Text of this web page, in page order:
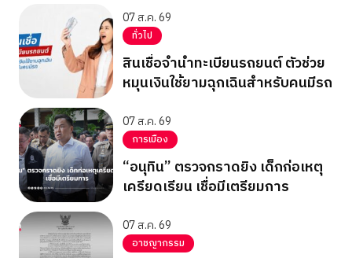
07 ส.ค. 69
ทั่วไป
สินเชื่อจำนำทะเบียนรถยนต์ ตัวช่วย
หมุนเงินใช้ยามฉุกเฉินสำหรับคนมีรถ
07 ส.ค. 69
การเมือง
“อนุทิน” ตรวจกราดยิง เด็กก่อเหตุ
เครียดเรียน เชื่อมีเตรียมการ
07 ส.ค. 69
อาชญากรรม